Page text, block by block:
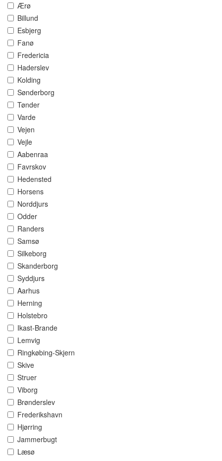
Ærø
Billund
Esbjerg
Fanø
Fredericia
Haderslev
Kolding
Sønderborg
Tønder
Varde
Vejen
Vejle
Aabenraa
Favrskov
Hedensted
Horsens
Norddjurs
Odder
Randers
Samsø
Silkeborg
Skanderborg
Syddjurs
Aarhus
Herning
Holstebro
Ikast-Brande
Lemvig
Ringkøbing-Skjern
Skive
Struer
Viborg
Brønderslev
Frederikshavn
Hjørring
Jammerbugt
Læsø